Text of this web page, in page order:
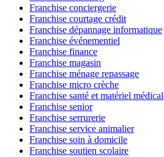
Franchise conciergerie
Franchise courtage crédit
Franchise dépannage informatique
Franchise événementiel
Franchise finance
Franchise magasin
Franchise ménage repassage
Franchise micro crèche
Franchise santé et matériel médical
Franchise senior
Franchise serrurerie
Franchise service animalier
Franchise soin à domicile
Franchise soutien scolaire